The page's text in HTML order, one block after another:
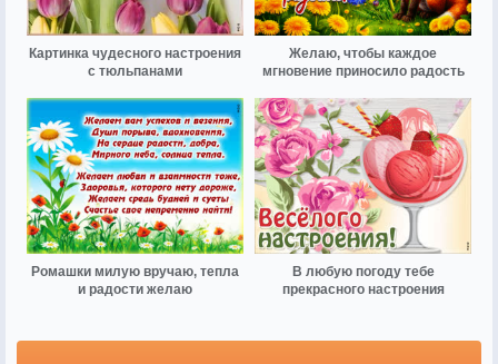
Картинка чудесного настроения
с тюльпанами
Желаю, чтобы каждое
мгновение приносило радость
Ромашки милую вручаю, тепла
и радости желаю
В любую погоду тебе
прекрасного настроения